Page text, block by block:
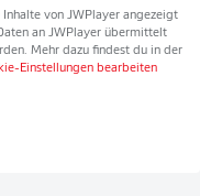
Inhalte von JWPlayer angezeigt
an JWPlayerübermittelt
Mehr dazu findest du in der
Einstellungen bearbeiten